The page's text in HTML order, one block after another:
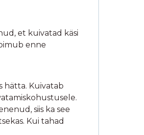
et kuivatad käsi
enne
hätta. Kuivatab
siis ka see
Kui tahad